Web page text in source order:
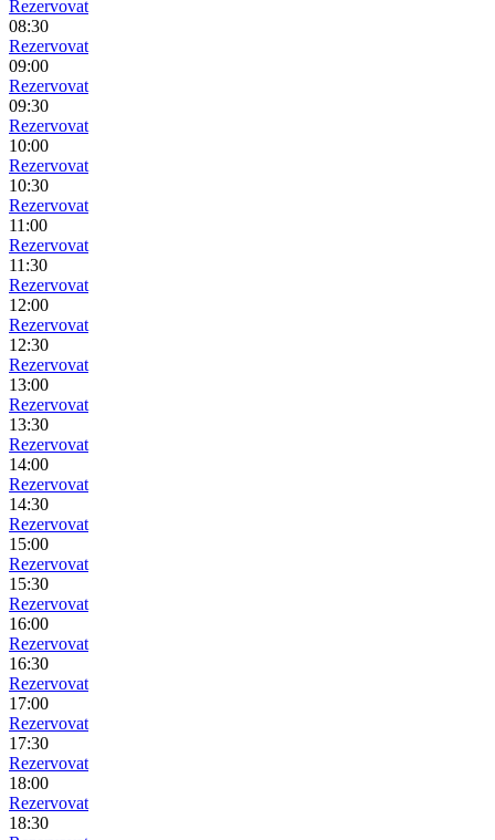
Rezervovat
08:30
Rezervovat
09:00
Rezervovat
09:30
Rezervovat
10:00
Rezervovat
10:30
Rezervovat
11:00
Rezervovat
11:30
Rezervovat
12:00
Rezervovat
12:30
Rezervovat
13:00
Rezervovat
13:30
Rezervovat
14:00
Rezervovat
14:30
Rezervovat
15:00
Rezervovat
15:30
Rezervovat
16:00
Rezervovat
16:30
Rezervovat
17:00
Rezervovat
17:30
Rezervovat
18:00
Rezervovat
18:30